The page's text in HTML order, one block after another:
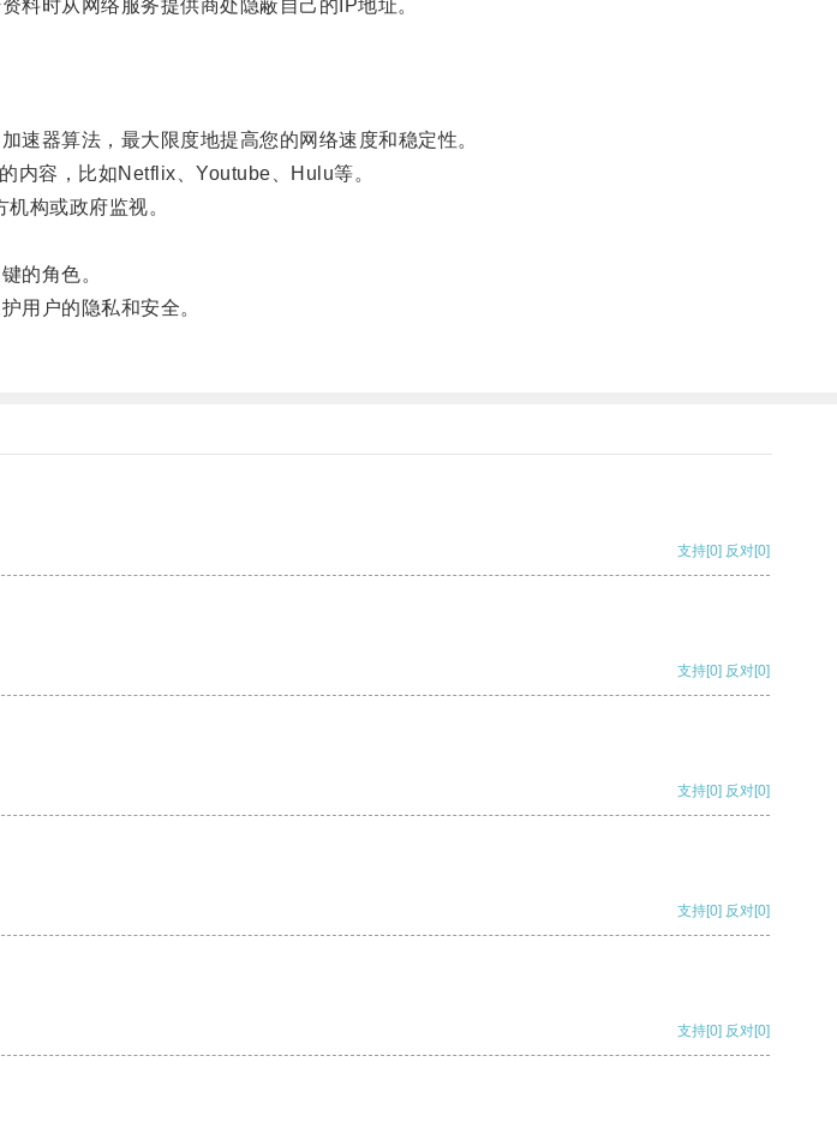
时从网络服务提供商处隐蔽自己的IP地址。
器算法，最大限度地提高您的网络速度和稳定性。
容，比如Netflix、Youtube、Hulu等。
构或政府监视。
的角色。
用户的隐私和安全。
支持[0] 反对[0]
支持[0] 反对[0]
支持[0] 反对[0]
支持[0] 反对[0]
支持[0] 反对[0]